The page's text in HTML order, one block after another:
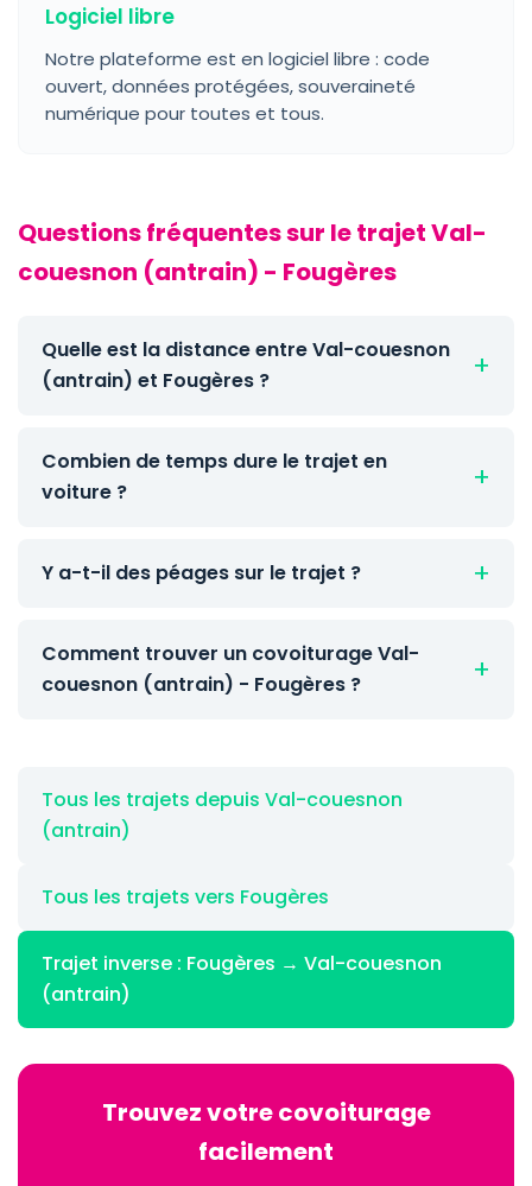
Logiciel libre
Notre plateforme est en logiciel libre : code
ouvert, données protégées, souveraineté
numérique pour toutes et tous.
Questions fréquentes sur le trajet Val-
couesnon (antrain) - Fougères
Quelle est la distance entre Val-couesnon
(antrain) et Fougères ?
Combien de temps dure le trajet en
voiture ?
Y a-t-il des péages sur le trajet ?
Comment trouver un covoiturage Val-
couesnon (antrain) - Fougères ?
Tous les trajets depuis Val-couesnon
(antrain)
Tous les trajets vers Fougères
Trajet inverse : Fougères → Val-couesnon
(antrain)
Trouvez votre covoiturage
facilement